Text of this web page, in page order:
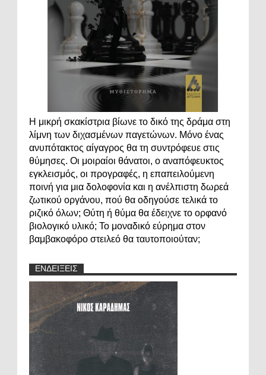
Η μικρή σκακίστρια βίωνε το δικό της δράμα στη
λίμνη των διχασμένων παγετώνων. Μόνο ένας
ανυπότακτος αίγαγρος θα τη συντρόφευε στις
θύμησες. Οι μοιραίοι θάνατοι, ο αναπόφευκτος
εγκλεισμός, οι προγραφές, η επαπειλούμενη
ποινή για μια δολοφονία και η ανέλπιστη δωρεά
ζωτικού οργάνου, πού θα οδηγούσε τελικά το
ριζικό όλων; Θύτη ή θύμα θα έδειχνε το ορφανό
βιολογικό υλικό; Το μοναδικό εύρημα στον
βαμβακοφόρο στειλεό θα ταυτοποιούταν;
ΕΝΔΕΙΞΕΙΣ